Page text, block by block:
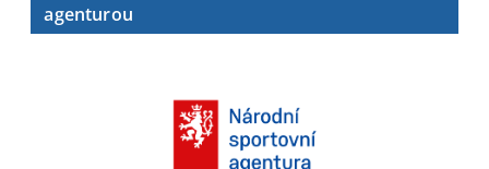
agenturou